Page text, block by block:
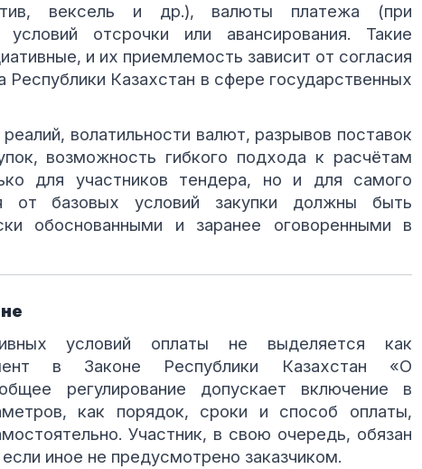
вексель и др.), валюты платежа (при
отсрочки или авансирования. Такие
и их приемлемость зависит от согласия
Республики Казахстан в сфере государственных
волатильности валют, разрывов поставок
возможность гибкого подхода к расчётам
для участников тендера, но и для самого
от базовых условий закупки должны быть
обоснованными и заранее оговоренными в
условий оплаты не выделяется как
в Законе Республики Казахстан «О
регулирование допускает включение в
как порядок, сроки и способ оплаты,
Участник, в свою очередь, обязан
иное не предусмотрено заказчиком.